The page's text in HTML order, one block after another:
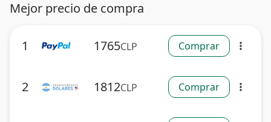
Mejor precio de compra
1 1765CLP Comprar more_vert
2 1812CLP Comprar more_vert